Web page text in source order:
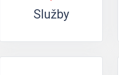
Služby